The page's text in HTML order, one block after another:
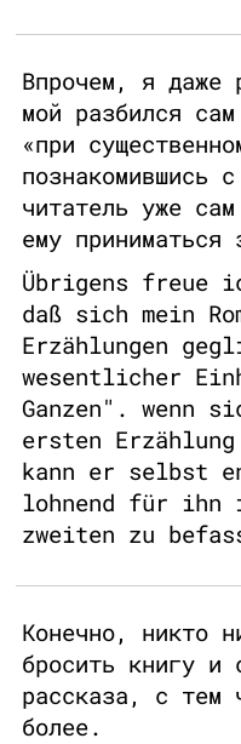
Впрочем, я даже
мой разбился
«при
познакомившись
читатель уже
ему приниматься
Übrigens freue
daß sich mein
Erzählungen
wesentlicher
Ganzen". wenn
ersten
kann er selbst
lohnend für
zweiten zu
Конечно, никто
бросить книгу и
рассказа, с тем
более.